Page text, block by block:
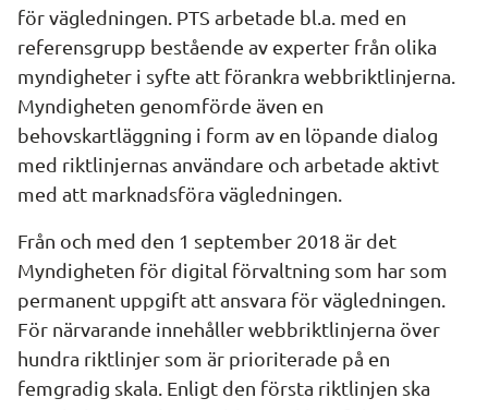
för vägledningen. PTS arbetade bl.a. med en
referensgrupp bestående av experter från olika
myndigheter i syfte att förankra webbriktlinjerna.
Myndigheten genomförde även en
behovskartläggning i form av en löpande dialog
med riktlinjernas användare och arbetade aktivt
med att marknadsföra vägledningen.
Från och med den 1 september 2018 är det
Myndigheten för digital förvaltning som har som
permanent uppgift att ansvara för vägledningen.
För närvarande innehåller webbriktlinjerna över
hundra riktlinjer som är prioriterade på en
femgradig skala. Enligt den första riktlinjen ska